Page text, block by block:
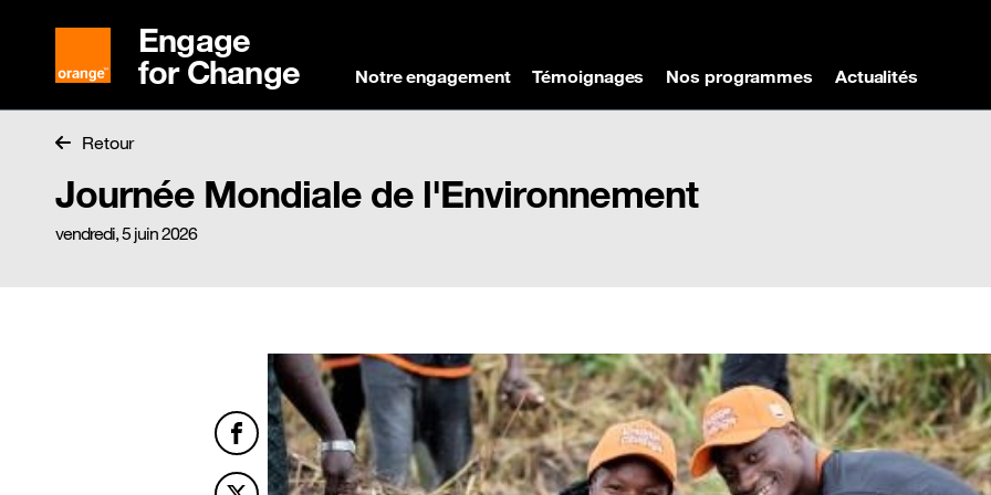
Engage
for Change Notre engagement Témoignages Nos programmes Actualités
Retour
Journée Mondiale de l'Environnement
vendredi, 5 juin 2026
Facebook